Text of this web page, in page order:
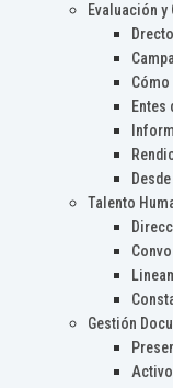
Evaluación y
Cómo
Entes
Talento
Gestión